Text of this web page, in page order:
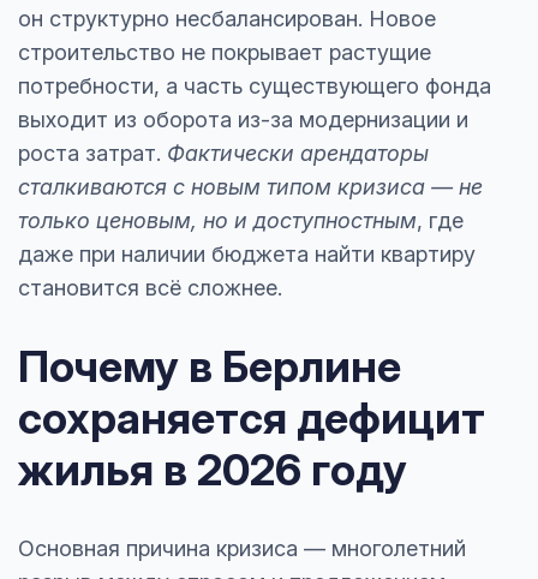
он структурно несбалансирован. Новое
строительство не покрывает растущие
потребности, а часть существующего фонда
выходит из оборота из-за модернизации и
роста затрат. Фактически арендаторы
сталкиваются с новым типом кризиса — не
только ценовым, но и доступностным, где
даже при наличии бюджета найти квартиру
становится всё сложнее.
Почему в Берлине
сохраняется дефицит
жилья в 2026 году
Основная причина кризиса — многолетний